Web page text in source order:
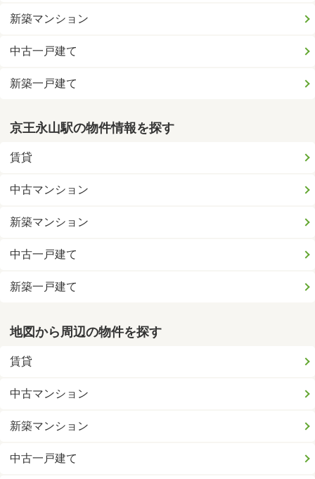
新築マンション
中古一戸建て
新築一戸建て
京王永山駅の物件情報を探す
賃貸
中古マンション
新築マンション
中古一戸建て
新築一戸建て
地図から周辺の物件を探す
賃貸
中古マンション
新築マンション
中古一戸建て